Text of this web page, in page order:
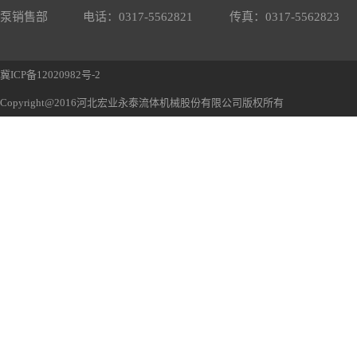
泵销售部
电话：0317-5562821 传真：0317-5562823
冀ICP备12020982号-2
Copyright@2016河北宏业永泰流体机械股份有限公司版权所有